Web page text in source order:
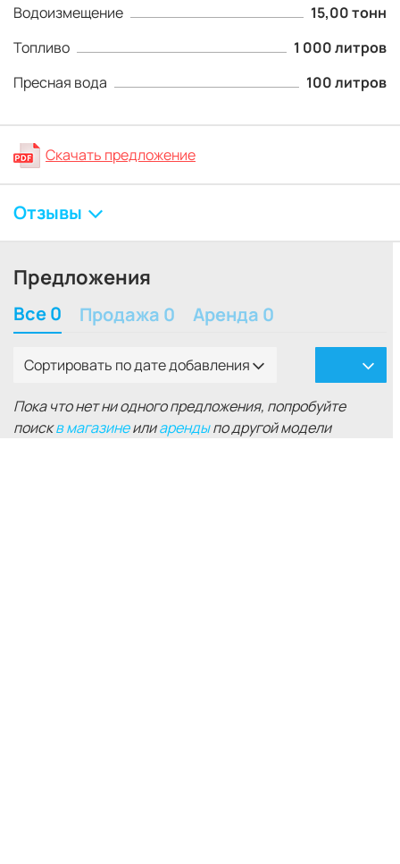
Водоизмещение
15,00 тонн
Топливо
1 000 литров
Пресная вода
100 литров
Скачать предложение
Отзывы
Предложения
Все 0 Продажа 0 Аренда 0
Сортировать по дате добавления
Пока что нет ни одного предложения, попробуйте
поискв магазинеилиарендыпо другой модели